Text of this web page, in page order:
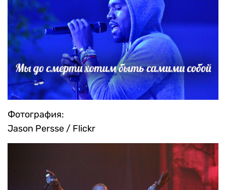
Фотография:
Jason Persse / Flickr